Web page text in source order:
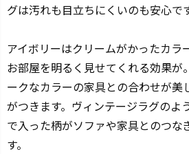
グは汚れも目立ちにくいのも安心です
アイボリーはクリームがかったカラ
お部屋を明るく見せてくれる効果が
ークなカラーの家具との合わせが美
がつきます。ヴィンテージラグのよ
で入った柄がソファや家具とのつな
す。